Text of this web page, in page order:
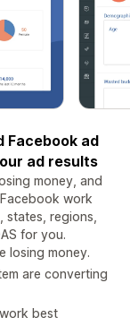
Facebook ad
ad results
money, and
work
states, regions,
for you.
losing money.
are converting
best